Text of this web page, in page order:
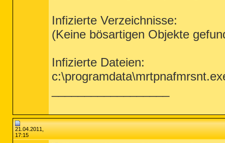
Infizierte Verzeichnisse:
(Keine bösartigen Objekte
Infizierte Dateien:
21.04.2011,
17:15